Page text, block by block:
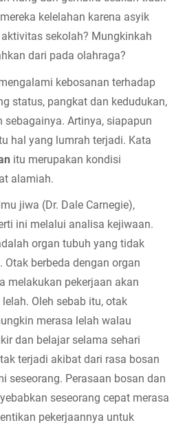
kelelahan karena asyik
sekolah? Mungkinkah
dari pada olahraga?
kebosanan terhadap
status, pangkat dan kedudukan,
Artinya, siapapun
hal yang lumrah terjadi. Kata
itu merupakan kondisi
alamiah.
jiwa (Dr. Dale Carnegie),
ini melalui analisa kejiwaan.
organ tubuh yang tidak
berbeda dengan organ
melakukan pekerjaan akan
Oleh sebab itu, otak
merasa lelah walau
dan belajar selama sehari
terjadi akibat dari rasa bosan
seseorang. Perasaan bosan dan
seseorang cepat merasa
pekerjaannya untuk